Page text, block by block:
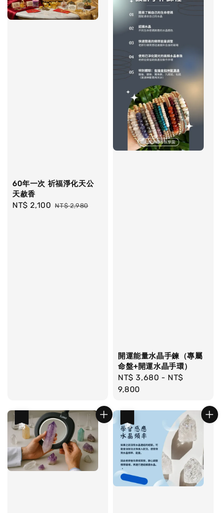
60年一次 祈福淨化天公
天赦香
Sale
NT$ 2,100 Regular
NT$ 2,980
開運能量水晶手鍊（專屬
命盤+開運水晶手環）
Regular
price
NT$ 3,680 - NT$
9,800